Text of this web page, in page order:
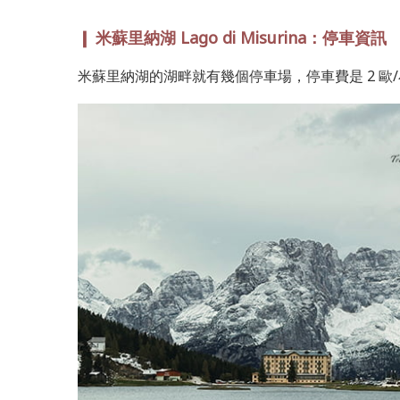
❙ 米蘇里納湖 Lago di Misurina：停車資訊
米蘇里納湖的湖畔就有幾個停車場，停車費是 2 歐